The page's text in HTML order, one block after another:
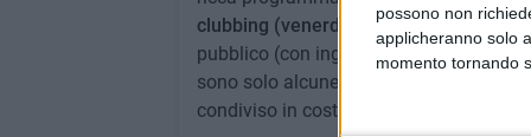
possono non
applicheranno solo
momento tornando
clubbing (venerdì), live music
pubblico (con ingresso diretto da via
sono solo alcune delle iniziative
condiviso in costante aggiornamento e